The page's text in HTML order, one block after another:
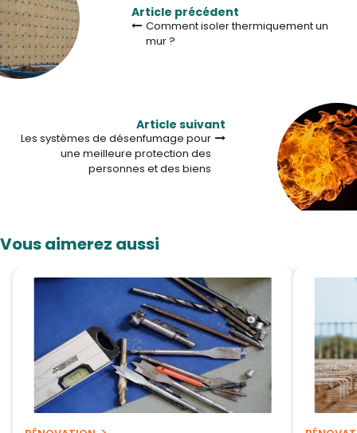
Article précédent
Comment isoler thermiquement un
mur ?
Article suivant
Les systèmes de désenfumage pour
une meilleure protection des
personnes et des biens
Vous aimerez aussi